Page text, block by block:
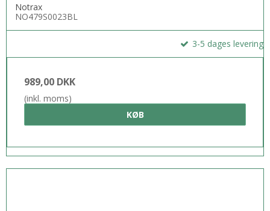
Notrax
NO479S0023BL
3-5 dages levering
989,00 DKK
(inkl. moms)
KØB